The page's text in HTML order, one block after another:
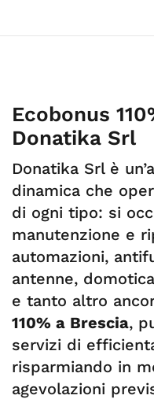
Ecobonus
Donatika Srl
Donatika Srl è
dinamica che
di ogni tipo: si
manutenzione e
automazioni,
antenne,
e tanto altro
110% a Brescia,
servizi di
risparmiando in
agevolazioni